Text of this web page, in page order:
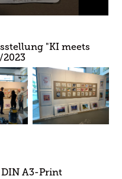
"KI meets
2023
A3-Print